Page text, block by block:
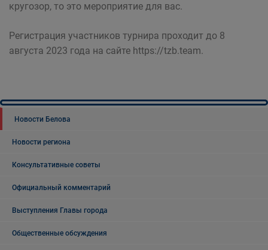
кругозор, то это мероприятие для вас.
Регистрация участников турнира проходит до 8
августа 2023 года на сайте https://tzb.team.
Новости Белова
Новости региона
Консультативные советы
Официальный комментарий
Выступления Главы города
Общественные обсуждения